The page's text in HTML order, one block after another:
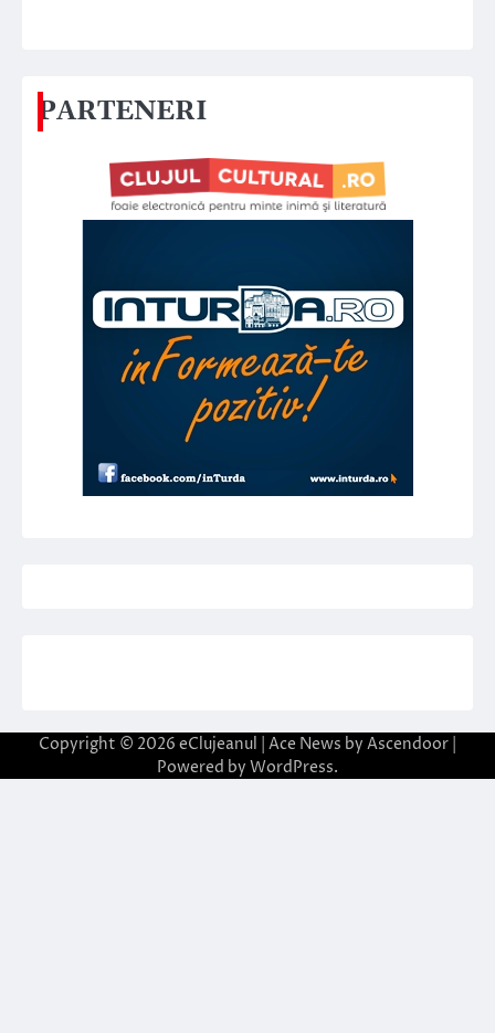
PARTENERI
Copyright © 2026 eClujeanul | Ace News by Ascendoor
Powered by WordPress.